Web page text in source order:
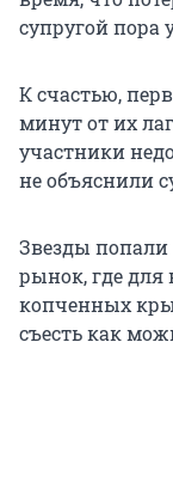
супругой пора
К счастью,
минут от их
участники
не объяснили
Звезды
рынок, где для
копченных
съесть как